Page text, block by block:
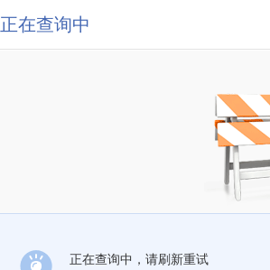
正在查询中
正在查询中，请刷新重试